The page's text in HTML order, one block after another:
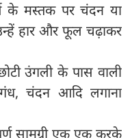
के मस्तक पर चंदन या
हार और फूल चढ़ाकर
उंगली के पास वाली
गंध, चंदन आदि लगाना
सामग्री एक एक करके